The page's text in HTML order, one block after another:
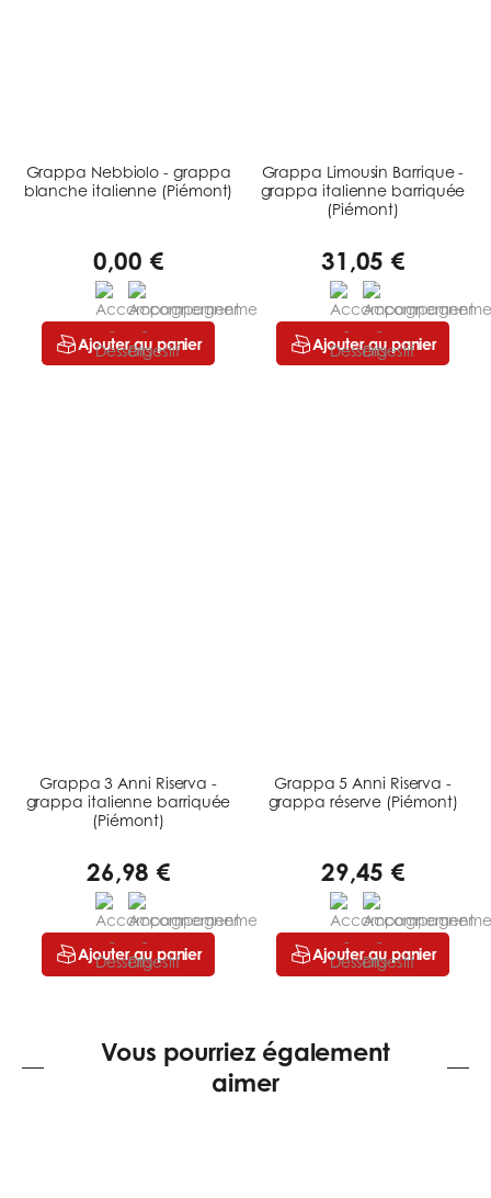
Grappa Nebbiolo - grappa
blanche italienne (Piémont)
0,00 €
Ajouter au panier
Grappa Limousin Barrique -
grappa italienne barriquée
(Piémont)
31,05 €
Ajouter au panier
Grappa 3 Anni Riserva -
grappa italienne barriquée
(Piémont)
26,98 €
Ajouter au panier
Grappa 5 Anni Riserva -
grappa réserve (Piémont)
29,45 €
Ajouter au panier
Vous pourriez également
aimer